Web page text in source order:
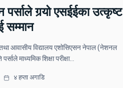
गर्‍यो एसईईका उत्कृष्ट
सम्मान
तथा आवासीय विद्यालय एशोसिएसन नेपाल (नेशनल
माध्यमिक शिक्षा परीक्षा…
४ हप्ता अगाडि